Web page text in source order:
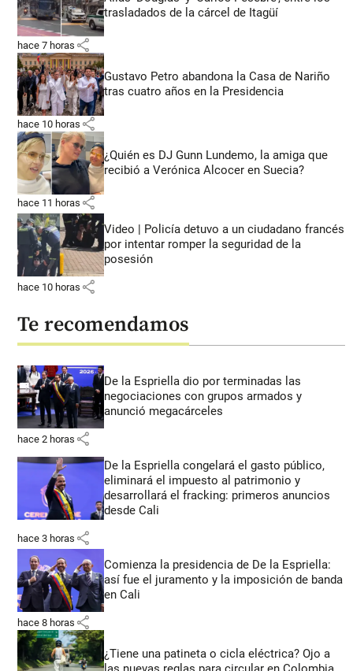
trasladados de la cárcel de Itagüí
hace 7 horas share
Gustavo Petro abandona la Casa de Nariño
tras cuatro años en la Presidencia
hace 10 horas share
¿Quién es DJ Gunn Lundemo, la amiga que
recibió a Verónica Alcocer en Suecia?
hace 11 horas share
Video | Policía detuvo a un ciudadano francés
por intentar romper la seguridad de la
posesión
hace 10 horas share
Te recomendamos
De la Espriella dio por terminadas las
negociaciones con grupos armados y
anunció megacárceles
hace 2 horas share
De la Espriella congelará el gasto público,
eliminará el impuesto al patrimonio y
desarrollará el fracking: primeros anuncios
desde Cali
hace 3 horas share
Comienza la presidencia de De la Espriella:
así fue el juramento y la imposición de banda
en Cali
hace 8 horas share
¿Tiene una patineta o cicla eléctrica? Ojo a